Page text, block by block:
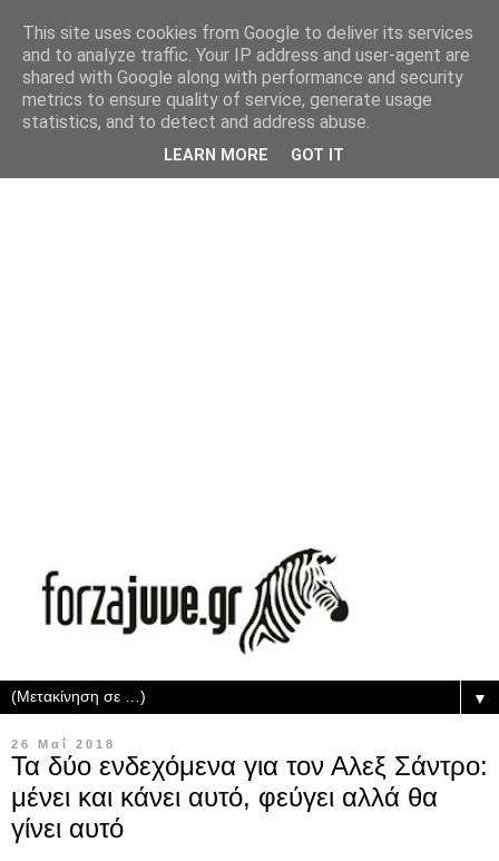
▼
26 Μαΐ 2018
Τα δύο ενδεχόμενα για τον Αλεξ Σάντρο:
μένει και κάνει αυτό, φεύγει αλλά θα
γίνει αυτό
This site uses cookies from Google to deliver its services
and to analyze traffic. Your IP address and user-agent are
shared with Google along with performance and security
metrics to ensure quality of service, generate usage
statistics, and to detect and address abuse.
LEARN MORE GOT IT